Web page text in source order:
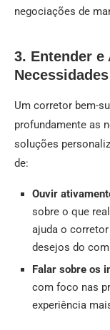
negociações de
3. Entender e
Um corretor bem-
profundamente as
soluções
de:
Ouvir
sobre o que
ajuda o
desejos do
Falar sobre os
com foco nas
experiência